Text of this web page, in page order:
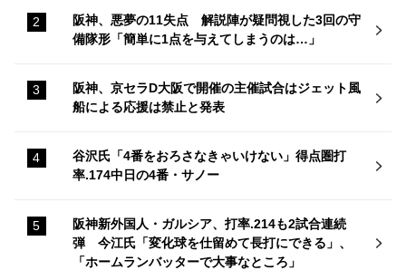
阪神、悪夢の11失点 解説陣が疑問視した3回の守
備隊形「簡単に1点を与えてしまうのは…」
阪神、京セラD大阪で開催の主催試合はジェット風
船による応援は禁止と発表
谷沢氏「4番をおろさなきゃいけない」得点圏打
率.174中日の4番・サノー
阪神新外国人・ガルシア、打率.214も2試合連続
弾 今江氏「変化球を仕留めて長打にできる」、
「ホームランバッターで大事なところ」